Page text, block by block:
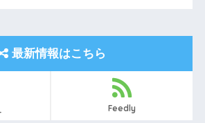
最新情報はこちら
Feedly